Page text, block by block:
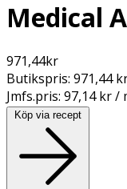
Medical
971,44kr
Butikspris: 971,44
Jmfs.pris: 97,14 kr /
Köp via recept